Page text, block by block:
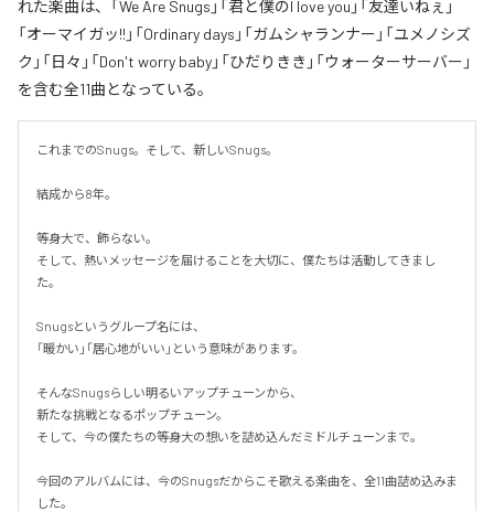
れた楽曲は、「We Are Snugs」「君と僕のI love you」「友達いねぇ」
「オーマイガッ!!」「Ordinary days」「ガムシャランナー」「ユメノシズ
ク」「日々」「Don't worry baby」「ひだりきき」「ウォーターサーバー」
を含む全11曲となっている。
これまでのSnugs。そして、新しいSnugs。
結成から8年。
等身大で、飾らない。
そして、熱いメッセージを届けることを大切に、僕たちは活動してきまし
た。
Snugsというグループ名には、
「暖かい」「居心地がいい」という意味があります。
そんなSnugsらしい明るいアップチューンから、
新たな挑戦となるポップチューン。
そして、今の僕たちの等身大の想いを詰め込んだミドルチューンまで。
今回のアルバムには、今のSnugsだからこそ歌える楽曲を、全11曲詰め込みま
した。